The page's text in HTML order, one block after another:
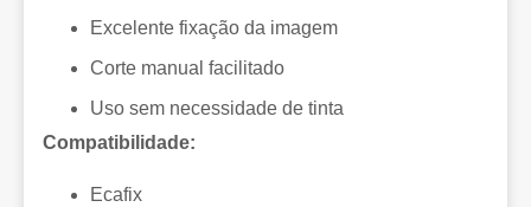
Excelente fixação da imagem
Corte manual facilitado
Uso sem necessidade de tinta
Compatibilidade:
Ecafix